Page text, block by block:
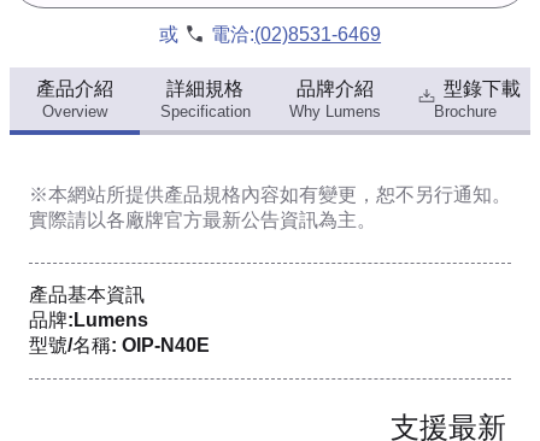
或 電洽:(02)8531-6469
產品介紹
Overview
詳細規格
Specification
品牌介紹
Why Lumens
型錄下載
Brochure
※本網站所提供產品規格內容如有變更，恕不另行通知。
實際請以各廠牌官方最新公告資訊為主。
產品基本資訊
品牌:Lumens
型號/名稱: OIP-N40E
支援最新